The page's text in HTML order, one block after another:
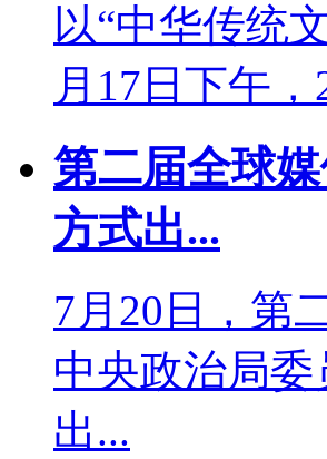
以“中华传统
月17日下午
第二届全球
方式出...
7月20日，第
中央政治局
出...